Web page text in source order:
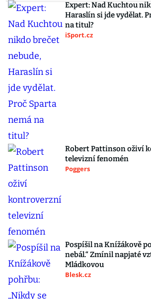
Expert: Nad Kuchtou
Haraslín si jde vydělat.
na titul?
iSport.cz
Robert Pattinson oživí
televizní fenomén
Poggers
Pospíšil na Knížákově
nebál.“ Zmínil napjaté
Mládkovou
Blesk.cz